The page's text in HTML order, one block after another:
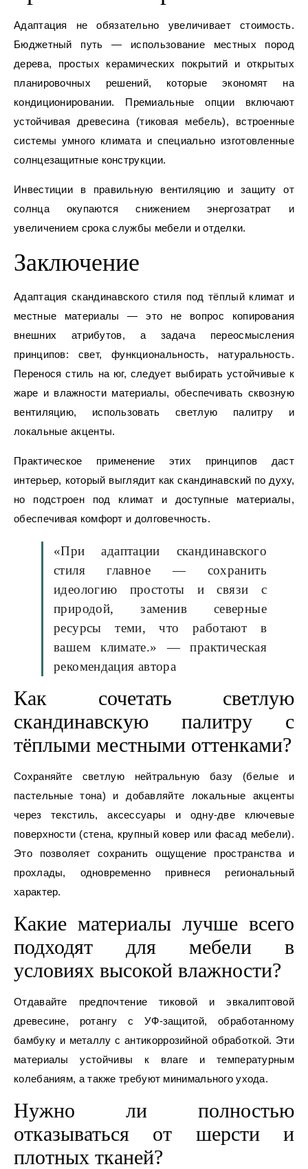
Адаптация не обязательно увеличивает стоимость.
Бюджетный путь — использование местных пород
дерева, простых керамических покрытий и открытых
планировочных решений, которые экономят на
кондиционировании. Премиальные опции включают
устойчивая древесина (тиковая мебель), встроенные
системы умного климата и специально изготовленные
солнцезащитные конструкции.
Инвестиции в правильную вентиляцию и защиту от
солнца окупаются снижением энергозатрат и
увеличением срока службы мебели и отделки.
Заключение
Адаптация скандинавского стиля под тёплый климат и
местные материалы — это не вопрос копирования
внешних атрибутов, а задача переосмысления
принципов: свет, функциональность, натуральность.
Перенося стиль на юг, следует выбирать устойчивые к
жаре и влажности материалы, обеспечивать сквозную
вентиляцию, использовать светлую палитру и
локальные акценты.
Практическое применение этих принципов даст
интерьер, который выглядит как скандинавский по духу,
но подстроен под климат и доступные материалы,
обеспечивая комфорт и долговечность.
«При адаптации скандинавского
стиля главное — сохранить
идеологию простоты и связи с
природой, заменив северные
ресурсы теми, что работают в
вашем климате.» — практическая
рекомендация автора
Как сочетать светлую
скандинавскую палитру с
тёплыми местными оттенками?
Сохраняйте светлую нейтральную базу (белые и
пастельные тона) и добавляйте локальные акценты
через текстиль, аксессуары и одну-две ключевые
поверхности (стена, крупный ковер или фасад мебели).
Это позволяет сохранить ощущение пространства и
прохлады, одновременно привнеся региональный
характер.
Какие материалы лучше всего
подходят для мебели в
условиях высокой влажности?
Отдавайте предпочтение тиковой и эвкалиптовой
древесине, ротангу с УФ‑защитой, обработанному
бамбуку и металлу с антикоррозийной обработкой. Эти
материалы устойчивы к влаге и температурным
колебаниям, а также требуют минимального ухода.
Нужно ли полностью
отказываться от шерсти и
плотных тканей?